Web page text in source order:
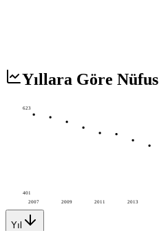
Yıllara Göre Nüfus
2007 2009 2011 2013
623
401
Yıl